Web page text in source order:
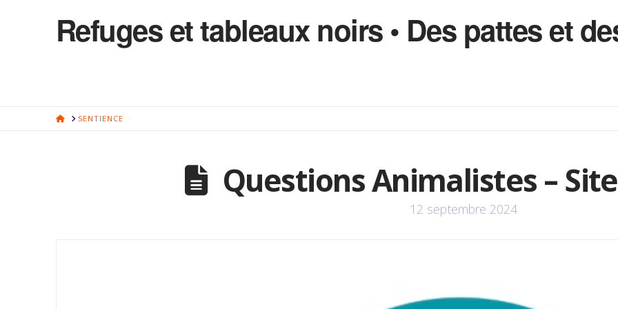
Refuges et tableaux noirs • Des pattes et
HOMESENTIENCE
Questions Animalistes –
12 septembre 2024